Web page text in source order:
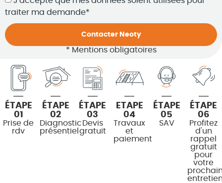
traiter ma demande*
Contacter Neoty
* Mentions obligatoires
ÉTAPE
01
Prise de
rdv
ÉTAPE
02
Diagnostic
présentiel
ÉTAPE
03
Devis
gratuit
ETAPE
04
Travaux
et
paiement
ÉTAPE
05
SAV
ÉTAPE
06
Profitez
d'un
rappel
gratuit
pour
votre